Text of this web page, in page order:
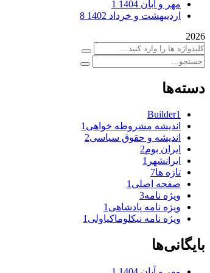
مهر و آبان 1404
1
اردیبهشت و خرداد 1402
8
2026
دسته‌ها
Builder1
اندیشه مشروطه خواهی 1
اندیشه و حقوق سیاسی2
ایران بوم2
ایرانشهر 1
تازه ها7
صفحه اصلی 1
ویژه نامه3
ویژه نامه پادشاهی 1
ویژه نامه نیکلوماکیاولی 1
بایگانی‌ها